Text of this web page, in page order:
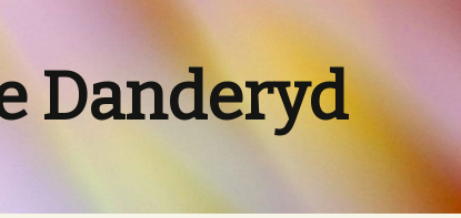
Danderyd